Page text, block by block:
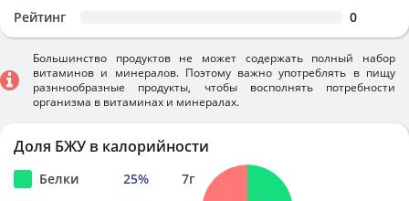
Рейтинг 0
Большинство продуктов не может содержать полный набор
витаминов и минералов. Поэтому важно употреблять в пищу
разннообразные продукты, чтобы восполнять потребности
организма в витаминах и минералах.
Доля БЖУ в калорийности
Белки 25% 7г